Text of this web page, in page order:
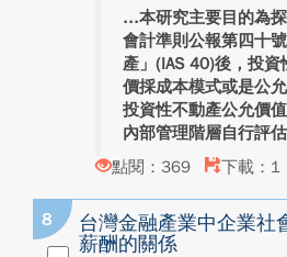
本研究主要目的為
會計準則公報第四十
產」(IAS 40)後，投
價採成本模式或是公
投資性不動產公允價
內部管理階層自行評
點閱：369
下載：1
8
台灣金融產業中企業社
薪酬的關係